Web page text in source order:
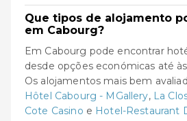
Que tipos de alojamento
em Cabourg?
Em Cabourg pode encontrar
desde opções económicas até
Os alojamentos mais bem
Hôtel Cabourg - MGallery, La
Cote Casino e Hotel-Restaurant